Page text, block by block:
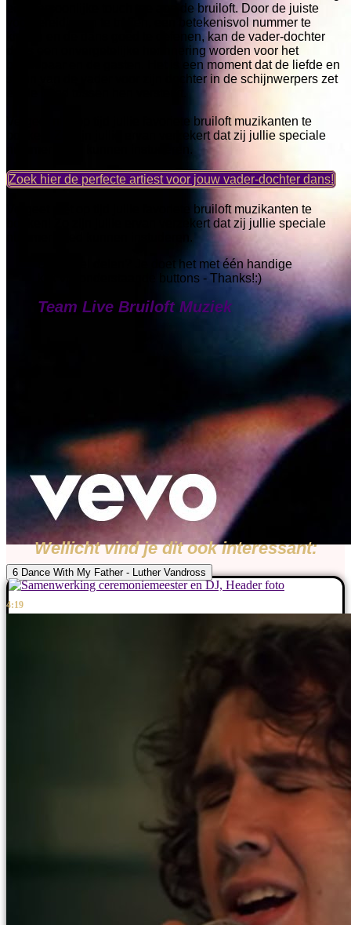
6 Dance With My Father - Luther Vandross
4:19
een persoonlijke touch toe aan de bruiloft. Door de juiste
voorbereidingen te treffen, een betekenisvol nummer te
kiezen en de dans goed te oefenen, kan de vader-dochter
dans een onvergetelijke herinnering worden voor het
bruidspaar en de gasten. Het is een moment dat de liefde en
steun van de vader voor zijn dochter in de schijnwerpers zet
Vergeet niet op tijd jullie favoriete bruiloft muzikanten te
boeken! Zo zijn jullie ervan verzekert dat zij jullie speciale
nummer goed kunnen instuderen.
Zoek hier de perfecte artiest voor jouw vader-dochter dans!
Vergeet niet op tijd jullie favoriete bruiloft muzikanten te
boeken! Zo zijn jullie ervan verzekert dat zij jullie speciale
nummer goed kunnen instuderen.
Dit artikel delen? Je doet het met één handige
klik via onderstaande buttons - Thanks!:)
Team Live Bruiloft Muziek
Wellicht vind je dit ook interessant: